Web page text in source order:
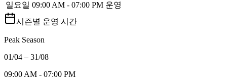
일요일 09:00 AM - 07:00 PM 운영
시즌별 운영 시간
Peak Season
01/04 – 31/08
09:00 AM - 07:00 PM